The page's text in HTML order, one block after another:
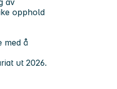
av
opphold
med å
ut 2026.